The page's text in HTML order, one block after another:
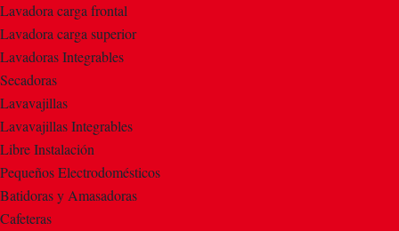
Lavadora carga frontal
Lavadora carga superior
Lavadoras Integrables
Secadoras
Lavavajillas
Lavavajillas Integrables
Libre Instalación
Pequeños Electrodomésticos
Batidoras y Amasadoras
Cafeteras